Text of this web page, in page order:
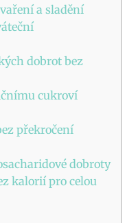
a sladění
dobrot bez
cukroví
překročení
dobroty
kalorií pro celou